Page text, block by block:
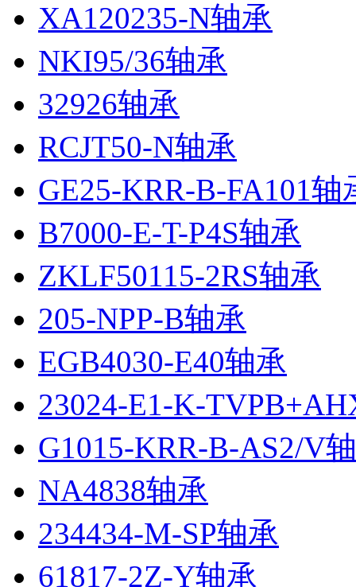
XA120235-N轴承
NKI95/36轴承
32926轴承
RCJT50-N轴承
GE25-KRR-B-FA101轴
B7000-E-T-P4S轴承
ZKLF50115-2RS轴承
205-NPP-B轴承
EGB4030-E40轴承
23024-E1-K-
G1015-KRR-B-AS2/V
NA4838轴承
234434-M-SP轴承
61817-2Z-Y轴承